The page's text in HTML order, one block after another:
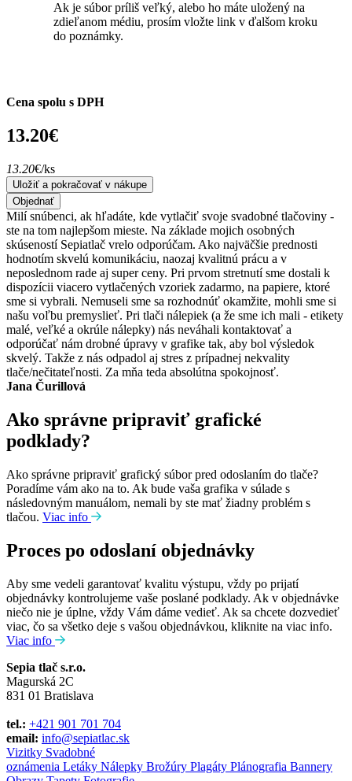
Ak je súbor príliš veľký, alebo ho máte uložený na
zdieľanom médiu, prosím vložte link v ďalšom kroku
do poznámky.
Cena spolu s DPH
13.20€
13.20€/ks
Uložiť a pokračovať v nákupe
Objednať
Milí snúbenci, ak hľadáte, kde vytlačiť svoje svadobné tlačoviny -
ste na tom najlepšom mieste. Na základe mojich osobných
skúseností Sepiatlač vrelo odporúčam. Ako najväčšie prednosti
hodnotím skvelú komunikáciu, naozaj kvalitnú prácu a v
neposlednom rade aj super ceny. Pri prvom stretnutí sme dostali k
dispozícii viacero vytlačených vzoriek zadarmo, na papiere, ktoré
sme si vybrali. Nemuseli sme sa rozhodnúť okamžite, mohli sme si
našu voľbu premyslieť. Pri tlači nálepiek (a že sme ich mali - etikety
malé, veľké a okrúle nálepky) nás neváhali kontaktovať a
odporúčať nám drobné úpravy v grafike tak, aby bol výsledok
skvelý. Takže z nás odpadol aj stres z prípadnej nekvality
tlače/nečitateľnosti. Za mňa teda absolútna spokojnosť.
Jana Čurillová
Ako správne pripraviť grafické
podklady?
Ako správne pripraviť grafický súbor pred odoslaním do tlače?
Poradíme vám ako na to. Ak bude vaša grafika v súlade s
následovným manuálom, nemali by ste mať žiadny problém s
tlačou. Viac info
Proces po odoslaní objednávky
Aby sme vedeli garantovať kvalitu výstupu, vždy po prijatí
objednávky kontrolujeme vaše poslané podklady. Ak v objednávke
niečo nie je úplne, vždy Vám dáme vedieť. Ak sa chcete dozvedieť
viac, čo sa všetko deje s vašou objednávkou, kliknite na viac info.
Viac info
Sepia tlač s.r.o.
Magurská 2C
831 01 Bratislava
tel.: +421 901 701 704
email: info@sepiatlac.sk
Vizitky Svadobné
oznámenia Letáky Nálepky Brožúry Plagáty Plánografia Bannery